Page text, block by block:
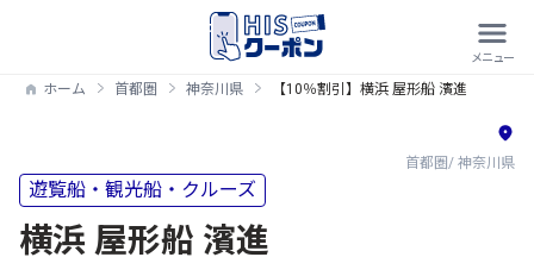
ホーム 首都圏 神奈川県 【10％割引】横浜 屋形船 濱進
首都圏/ 神奈川県
遊覧船・観光船・クルーズ
横浜 屋形船 濱進